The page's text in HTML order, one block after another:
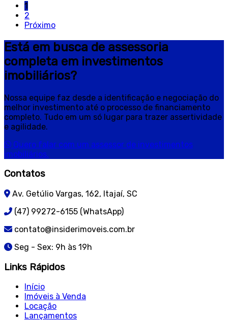
1
2
Próximo
Está em busca de assessoria
completa em investimentos
imobiliários?
Nossa equipe faz desde a identificação e negociação do
melhor investimento até o processo de financiamento
completo. Tudo em um só lugar para trazer assertividade
e agilidade.
Quero falar com um assessor de investimentos
imobiliários.
Contatos
Av. Getúlio Vargas, 162, Itajaí, SC
(47) 99272-6155 (WhatsApp)
contato@insiderimoveis.com.br
Seg - Sex: 9h às 19h
Links Rápidos
Início
Imóveis à Venda
Locação
Lançamentos